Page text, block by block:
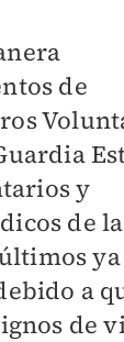
de
y
de
a
de